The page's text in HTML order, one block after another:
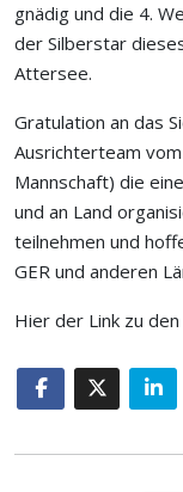
gnädig und die 4.
der Silberstar
Attersee.
Gratulation an das
Ausrichterteam
Mannschaft) die
und an Land
teilnehmen und
GER und anderen
Hier der Link zu